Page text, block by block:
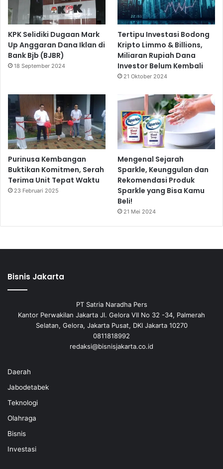
KPK Selidiki Dugaan Mark
Up Anggaran Dana Iklan di
Bank Bjb (BJBR)
18 September 2024
Tertipu Investasi Bodong
Kripto Limmo & Billions,
Miliaran Rupiah Dana
Investor Belum Kembali
21 Oktober 2024
Purinusa Kembangan
Buktikan Komitmen, Serah
Terima Unit Tepat Waktu
23 Februari 2025
Mengenal Sejarah
Sparkle, Keunggulan dan
Rekomendasi Produk
Sparkle yang Bisa Kamu
Beli!
21 Mei 2024
Bisnis Jakarta
PT Satria Naradha Pers
Kantor Perwakilan Jakarta Jl. Gelora VII No 32 -34, Palmerah
Selatan, Gelora, Jakarta Pusat, DKI Jakarta 10270
0811818992
redaksi@bisnisjakarta.co.id
Daerah
Jabodetabek
Teknologi
Olahraga
Bisnis
Investasi